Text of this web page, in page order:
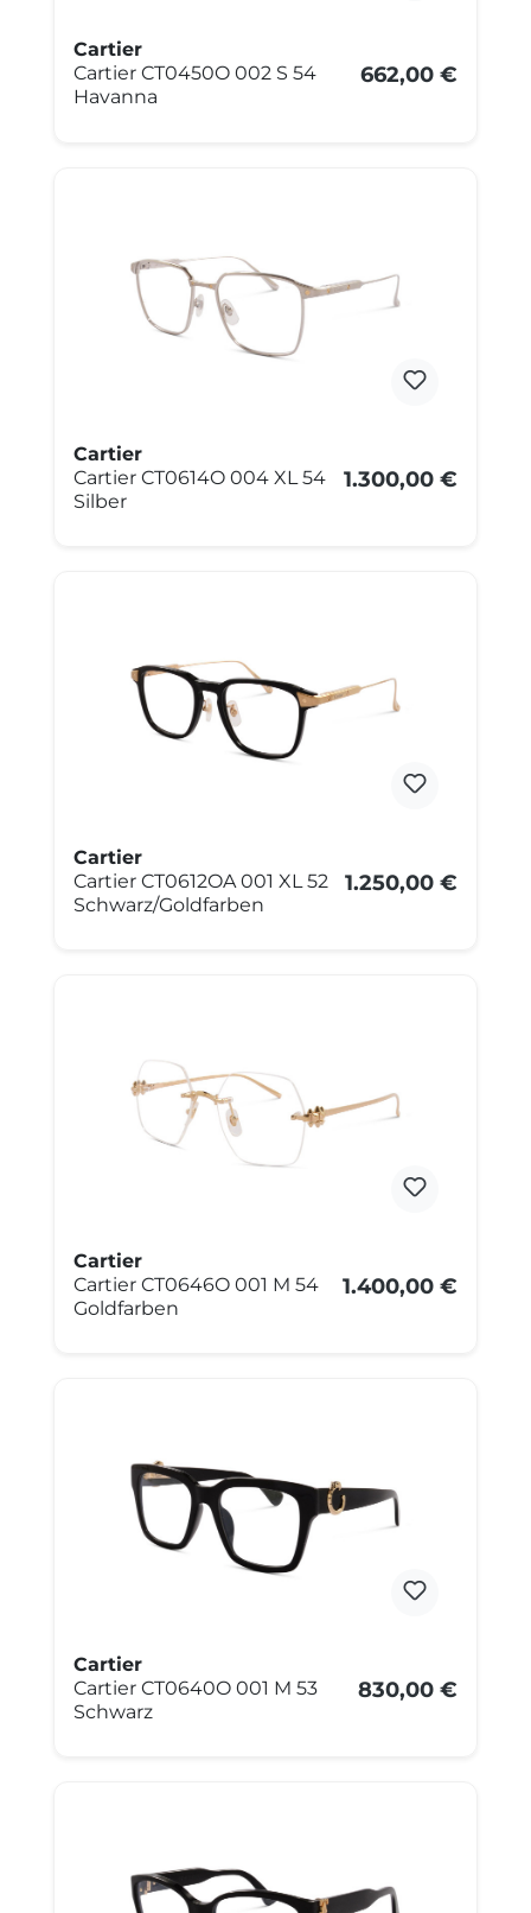
Cartier
Cartier CT0450O 002 S 54
Havanna
662,00 €
Cartier
Cartier CT0614O 004 XL 54
Silber
1.300,00 €
Cartier
Cartier CT0612OA 001 XL 52
Schwarz/Goldfarben
1.250,00 €
Cartier
Cartier CT0646O 001 M 54
Goldfarben
1.400,00 €
Cartier
Cartier CT0640O 001 M 53
Schwarz
830,00 €